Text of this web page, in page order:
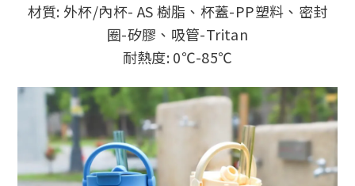
材質: 外杯/內杯- AS 樹脂、杯蓋-PP塑料、密封
圈-矽膠、吸管-Tritan
耐熱度: 0℃-85℃